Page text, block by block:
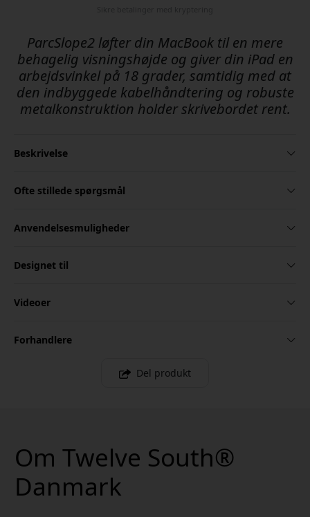
ParcSlope2 løfter din MacBook til en mere
behagelig visningshøjde og giver din iPad en
arbejdsvinkel på 18 grader, samtidig med at
den indbyggede kabelhåndtering og robuste
metalkonstruktion holder skrivebordet rent.
Beskrivelse
Ofte stillede spørgsmål
Anvendelsesmuligheder
Designet til
Videoer
Forhandlere
Del produkt
Om Twelve South®
Danmark